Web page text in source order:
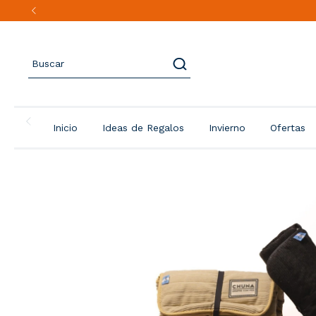
Inicio Ideas de Regalos Invierno Ofertas